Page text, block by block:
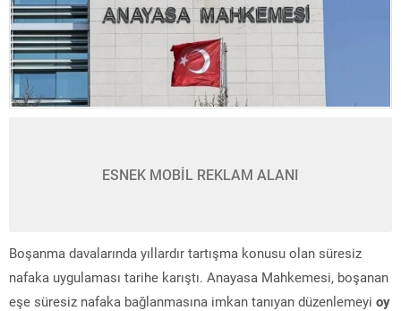
ESNEK MOBİL REKLAM ALANI
Boşanma davalarında yıllardır tartışma konusu olan süresiz
nafaka uygulaması tarihe karıştı. Anayasa Mahkemesi, boşanan
eşe süresiz nafaka bağlanmasına imkan tanıyan düzenlemeyi oy